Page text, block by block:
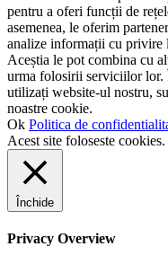
pentru a oferi funcții de
asemenea, le oferim
analize informații cu privire
Aceștia le pot combina cu
urma folosirii serviciilor lor.
utilizați website-ul nostru,
noastre cookie.
Ok Politica de
Acest site foloseste cookies.
Închide
Privacy Overview